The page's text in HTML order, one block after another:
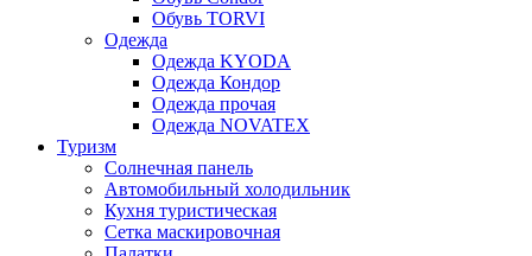
Обувь TORVI
Одежда
Одежда KYODA
Одежда Кондор
Одежда прочая
Одежда NOVATEX
Туризм
Солнечная панель
Автомобильный холодильник
Кухня туристическая
Сетка маскировочная